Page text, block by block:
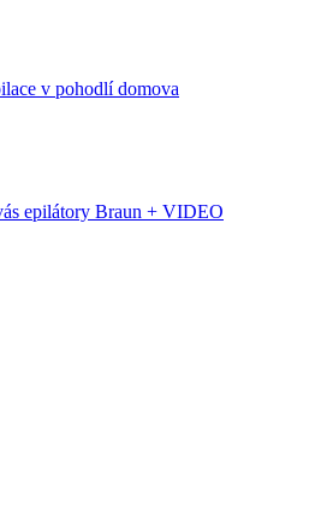
v pohodlí domova
epilátory Braun + VIDEO